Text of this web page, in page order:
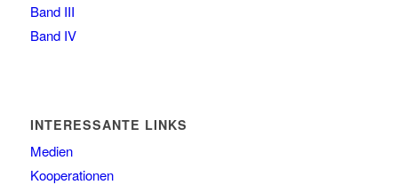
Band III
Band IV
INTERESSANTE LINKS
Medien
Kooperationen